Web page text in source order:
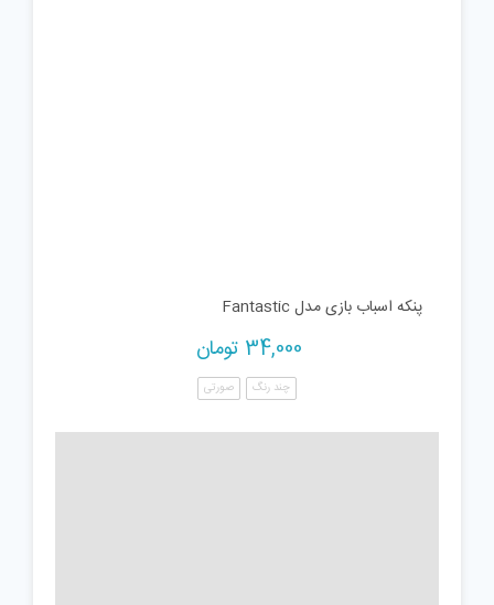
پنکه اسباب بازی مدل Fantastic
34,000 تومان
چند رنگ صورتی